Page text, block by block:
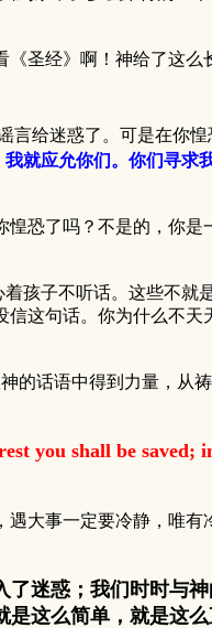
经》啊！神给了这么
言给迷惑了。可是在你
就应允你们。你们寻求
了吗？不是的，你是
子不听话。这些不就
这句话。你为什么不
话语中得到力量，从
you shall be saved;
事一定要冷静，唯有
迷惑；我们时时与
这么简单，就是这么